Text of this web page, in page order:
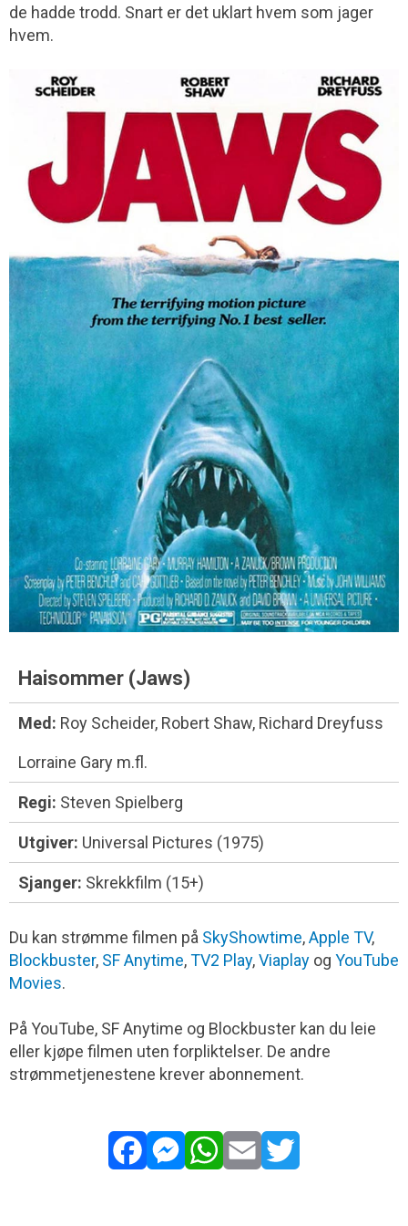
de hadde trodd. Snart er det uklart hvem som jager
hvem.
Haisommer (Jaws)
Med: Roy Scheider, Robert Shaw, Richard Dreyfuss
Lorraine Gary m.fl.
Regi: Steven Spielberg
Utgiver: Universal Pictures (1975)
Sjanger: Skrekkfilm (15+)
Du kan strømme filmen på SkyShowtime,Apple TV,
Blockbuster, SF Anytime,TV2 Play,Viaplay og YouTube
Movies.
På YouTube, SF Anytime og Blockbuster kan du leie
eller kjøpe filmen uten forpliktelser. De andre
strømmetjenestene krever abonnement.